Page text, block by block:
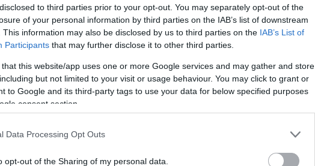
to third parties prior to your opt-out. You may separately opt-out of the
of your personal information by third parties on the IAB’s list of downstream
This information may also be disclosed by us to third parties on the IAB’s List of
Participants that may further disclose it to other third parties.
that this website/app uses one or more Google services and may gather and store
but not limited to your visit or usage behaviour. You may click to grant or
to Google and its third-party tags to use your data for below specified purposes
consent section.
Data Processing Opt Outs
opt-out of the Sharing of my personal data.